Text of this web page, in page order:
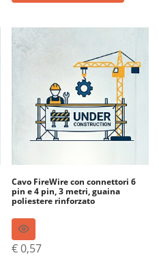
Cavo FireWire con connettori 6
pin e 4 pin, 3 metri, guaina
poliestere rinforzato
€0,57